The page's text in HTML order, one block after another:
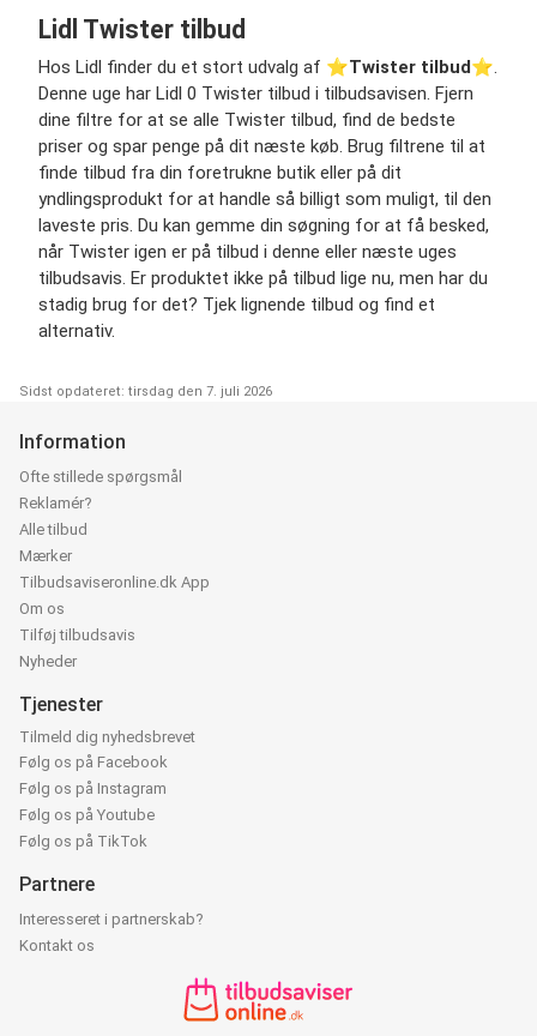
Lidl Twister tilbud
Hos Lidl finder du et stort udvalg af ⭐️Twister tilbud⭐️.
Denne uge har Lidl 0 Twister tilbud i tilbudsavisen. Fjern
dine filtre for at se alle Twister tilbud, find de bedste
priser og spar penge på dit næste køb. Brug filtrene til at
finde tilbud fra din foretrukne butik eller på dit
yndlingsprodukt for at handle så billigt som muligt, til den
laveste pris. Du kan gemme din søgning for at få besked,
når Twister igen er på tilbud i denne eller næste uges
tilbudsavis. Er produktet ikke på tilbud lige nu, men har du
stadig brug for det? Tjek lignende tilbud og find et
alternativ.
Sidst opdateret: tirsdag den 7. juli 2026
Information
Ofte stillede spørgsmål
Reklamér?
Alle tilbud
Mærker
Tilbudsaviseronline.dk App
Om os
Tilføj tilbudsavis
Nyheder
Tjenester
Tilmeld dig nyhedsbrevet
Følg os på Facebook
Følg os på Instagram
Følg os på Youtube
Følg os på TikTok
Partnere
Interesseret i partnerskab?
Kontakt os